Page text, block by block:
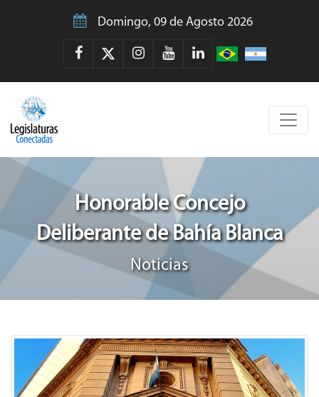
Domingo, 09 de Agosto 2026
Honorable Concejo
Deliberante de Bahía Blanca
Noticias